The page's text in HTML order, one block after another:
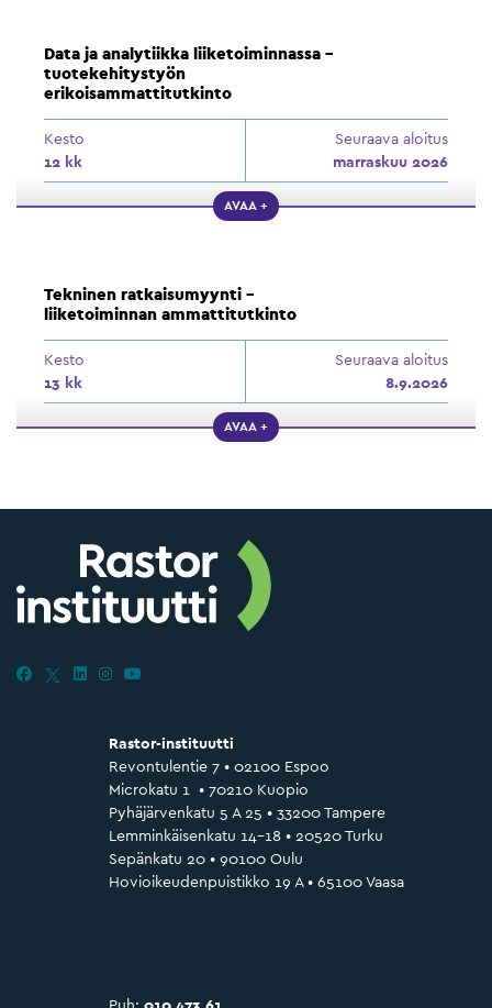
Data ja analytiikka liiketoiminnassa –
tuotekehitystyön
erikoisammattitutkinto
Kesto
12 kk
Seuraava aloitus
marraskuu 2026
AVAA +
Tekninen ratkaisumyynti –
liiketoiminnan ammattitutkinto
Kesto
13 kk
Seuraava aloitus
8.9.2026
AVAA +
Rastor-instituutti
Revontulentie 7 • 02100 Espoo
Microkatu 1 • 70210 Kuopio
Pyhäjärvenkatu 5 A 25 • 33200 Tampere
Lemminkäisenkatu 14–18 • 20520 Turku
Sepänkatu 20 • 90100 Oulu
Hovioikeudenpuistikko 19 A • 65100 Vaasa